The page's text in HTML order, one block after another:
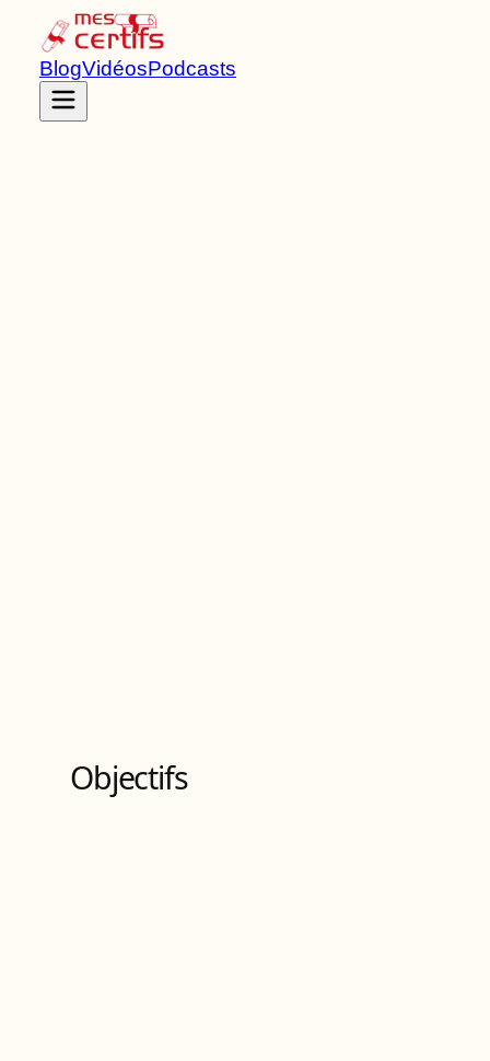
BlogVidéosPodcasts
Objectifs